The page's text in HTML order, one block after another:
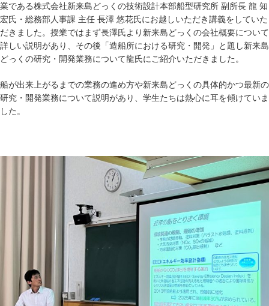
業である株式会社新来島どっくの技術設計本部船型研究所 副所長 龍 知
宏氏・総務部人事課 主任 長澤 悠花氏にお越しいただき講義をしていた
だきました。授業ではまず長澤氏より新来島どっくの会社概要について
詳しい説明があり、その後「造船所における研究・開発」と題し新来島
どっくの研究・開発業務について龍氏にご紹介いただきました。
船が出来上がるまでの業務の進め方や新来島どっくの具体的かつ最新の
研究・開発業務について説明があり、学生たちは熱心に耳を傾けていま
した。